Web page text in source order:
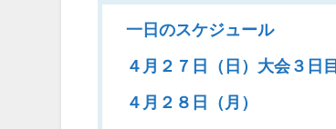
一日のスケジュール
４月２７日（日）大会３日目
４月２８日（月）